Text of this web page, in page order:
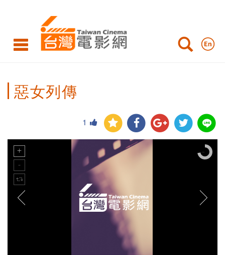
惡女列傳
1